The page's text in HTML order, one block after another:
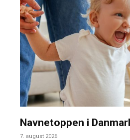
Navnetoppen i
7. august 2026